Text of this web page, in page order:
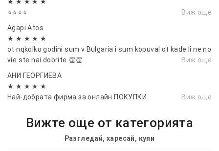
⭐⭐⭐⭐
Виж още
Agapi Atos
★ ★ ★ ★ ★
ot nqkolko godini sum v Bulgaria i sum kopuval ot kade li ne no
vie ste nai dobrite 👏👏
Виж още
АНИ ГЕОРГИЕВА
★ ★ ★ ★ ★
Най-добрата фирма за онлайн ПОКУПКИ
Виж още
Вижте още от категорията
Разгледай, харесай, купи